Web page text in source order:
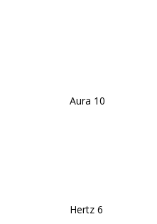
Aura 10
Hertz 6